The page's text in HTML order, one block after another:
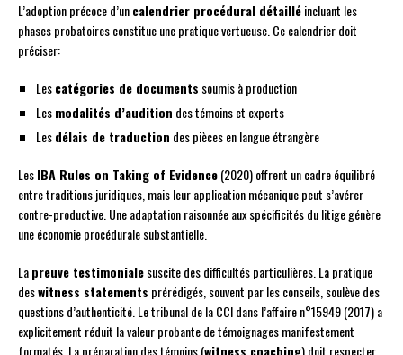
L’adoption précoce d’uncalendrier procédural détailléincluant les
phases probatoires constitue une pratique vertueuse. Ce calendrier doit
préciser:
Lescatégories de documents soumis à production
Lesmodalités d’audition des témoins et experts
Lesdélais de traduction des pièces en langue étrangère
LesIBA Rules on Taking of Evidence(2020) offrent un cadre équilibré
entre traditions juridiques, mais leur application mécanique peut s’avérer
contre-productive. Une adaptation raisonnée aux spécificités du litige génère
une économie procédurale substantielle.
Lapreuve testimonialesuscite des difficultés particulières. La pratique
deswitness statements prérédigés, souvent par les conseils, soulève des
questions d’authenticité. Le tribunal de la CCI dans l’affaire n°15949 (2017) a
explicitement réduit la valeur probante de témoignages manifestement
formatés. La préparation des témoins (witness coaching) doit respecter